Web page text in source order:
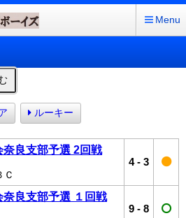
Menu
ルーキー
良支部予選 2回戦
Ｃ
4- 3
良支部予選 １回戦
9 - 8